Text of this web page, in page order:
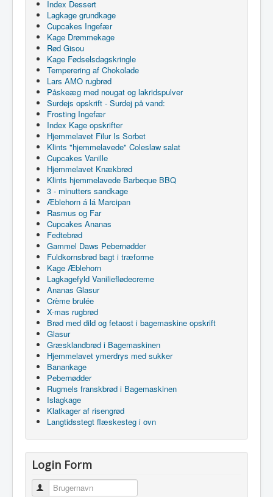
Index Dessert
Lagkage grundkage
Cupcakes Ingefær
Kage Drømmekage
Rød Gisou
Kage Fødselsdagskringle
Temperering af Chokolade
Lars AMO rugbrød
Påskeæg med nougat og lakridspulver
Surdejs opskrift - Surdej på vand:
Frosting Ingefær
Index Kage opskrifter
Hjemmelavet Filur Is Sorbet
Klints "hjemmelavede" Coleslaw salat
Cupcakes Vanille
Hjemmelavet Knækbrød
Klints hjemmelavede Barbeque BBQ
3 - minutters sandkage
Æblehorn á lá Marcipan
Rasmus og Far
Cupcakes Ananas
Fedtebrød
Gammel Daws Pebernødder
Fuldkornsbrød bagt i træforme
Kage Æblehorn
Lagkagefyld Vanilieflødecreme
Ananas Glasur
Crème brulée
X-mas rugbrød
Brød med dild og fetaost i bagemaskine opskrift
Glasur
Græsklandbrød i Bagemaskinen
Hjemmelavet ymerdrys med sukker
Banankage
Pebernødder
Rugmels franskbrød i Bagemaskinen
Islagkage
Klatkager af risengrød
Langtidsstegt flæskesteg i ovn
Login Form
Brugernavn